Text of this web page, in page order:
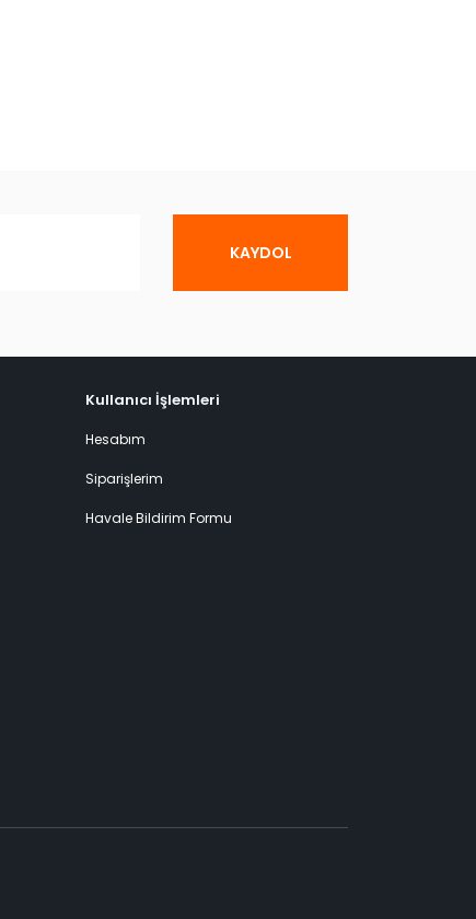
KAYDOL
Kullanıcı İşlemleri
Hesabım
Siparişlerim
Havale Bildirim Formu